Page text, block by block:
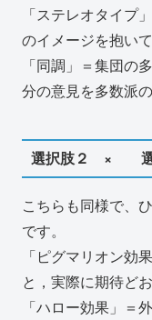
「ステレオタイプ
のイメージを抱い
「同調」＝集団の
分の意見を多数派
選択肢２ ×
こちらも同様で、
です。
「ピグマリオン効
と，実際に期待ど
「ハロー効果」＝